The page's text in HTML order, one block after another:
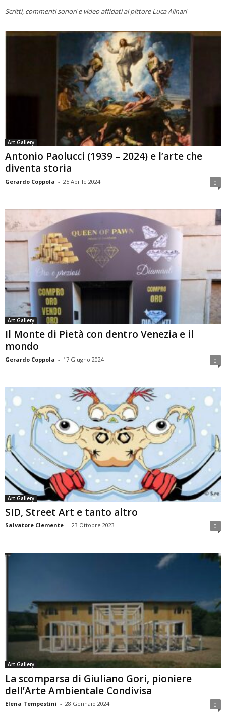
Scritti, commenti sonori e video affidati al pittore Luca Alinari
Art Gallery
Antonio Paolucci (1939 – 2024) e l’arte che
diventa storia
Gerardo Coppola - 25 Aprile 2024 0
Art Gallery
Il Monte di Pietà con dentro Venezia e il
mondo
Gerardo Coppola - 17 Giugno 2024 0
Art Gallery
SID, Street Art e tanto altro
Salvatore Clemente - 23 Ottobre 2023 0
Art Gallery
La scomparsa di Giuliano Gori, pioniere
dell’Arte Ambientale Condivisa
Elena Tempestini - 28 Gennaio 2024 0